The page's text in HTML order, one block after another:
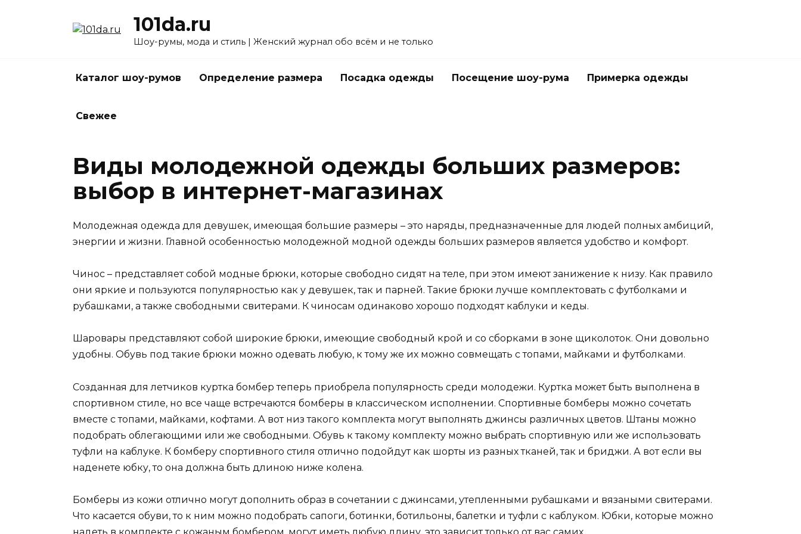
101da.ru
Шоу-румы, мода и стиль | Женский журнал обо всём и не только
Каталог шоу-румов Определение размера Посадка одежды Посещение шоу-рума Примерка одежды
Свежее
Виды молодежной одежды больших размеров:
выбор в интернет-магазинах
Молодежная одежда для девушек, имеющая большие размеры – это наряды, предназначенные для людей полных амбиций,
энергии и жизни. Главной особенностью молодежной модной одежды больших размеров является удобство и комфорт.
Чинос – представляет собой модные брюки, которые свободно сидят на теле, при этом имеют занижение к низу. Как правило
они яркие и пользуются популярностью как у девушек, так и парней. Такие брюки лучше комплектовать с футболками и
рубашками, а также свободными свитерами. К чиносам одинаково хорошо подходят каблуки и кеды.
Шаровары представляют собой широкие брюки, имеющие свободный крой и со сборками в зоне щиколоток. Они довольно
удобны. Обувь под такие брюки можно одевать любую, к тому же их можно совмещать с топами, майками и футболками.
Созданная для летчиков куртка бомбер теперь приобрела популярность среди молодежи. Куртка может быть выполнена в
спортивном стиле, но все чаще встречаются бомберы в классическом исполнении. Спортивные бомберы можно сочетать
вместе с топами, майками, кофтами. А вот низ такого комплекта могут выполнять джинсы различных цветов. Штаны можно
подобрать облегающими или же свободными. Обувь к такому комплекту можно выбрать спортивную или же использовать
туфли на каблуке. К бомберу спортивного стиля отлично подойдут как шорты из разных тканей, так и бриджи. А вот если вы
наденете юбку, то она должна быть длиною ниже колена.
Бомберы из кожи отлично могут дополнить образ в сочетании с джинсами, утепленными рубашками и вязаными свитерами.
Что касается обуви, то к ним можно подобрать сапоги, ботинки, ботильоны, балетки и туфли с каблуком. Юбки, которые можно